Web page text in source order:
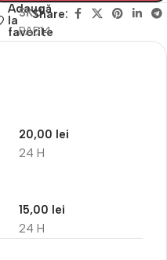
Adaugă
la
favorite
SKU
PA514
Share:
24 H
20,00 lei
24 H
15,00 lei